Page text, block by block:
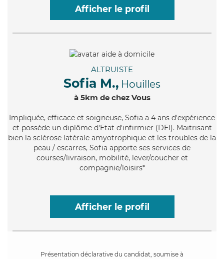
Afficher le profil
ALTRUISTE
Sofia M., Houilles
à 5km de chez Vous
Impliquée, efficace et soigneuse, Sofia a 4 ans d'expérience
et possède un diplôme d'Etat d'infirmier (DEI). Maitrisant
bien la sclérose latérale amyotrophique et les troubles de la
peau / escarres, Sofia apporte ses services de
courses/livraison, mobilité, lever/coucher et
compagnie/loisirs*
Afficher le profil
Présentation déclarative du candidat, soumise à